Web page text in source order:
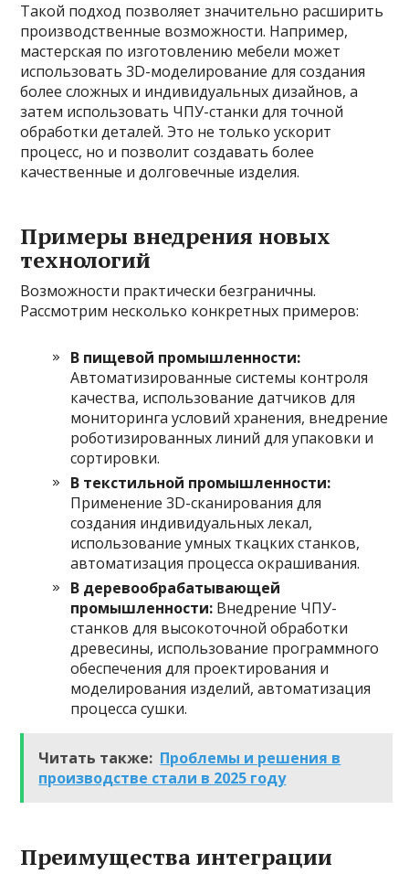
Такой подход позволяет значительно расширить
производственные возможности. Например,
мастерская по изготовлению мебели может
использовать 3D-моделирование для создания
более сложных и индивидуальных дизайнов, а
затем использовать ЧПУ-станки для точной
обработки деталей. Это не только ускорит
процесс, но и позволит создавать более
качественные и долговечные изделия.
Примеры внедрения новых
технологий
Возможности практически безграничны.
Рассмотрим несколько конкретных примеров:
В пищевой промышленности:
Автоматизированные системы контроля
качества, использование датчиков для
мониторинга условий хранения, внедрение
роботизированных линий для упаковки и
сортировки.
В текстильной промышленности:
Применение 3D-сканирования для
создания индивидуальных лекал,
использование умных ткацких станков,
автоматизация процесса окрашивания.
В деревообрабатывающей
промышленности: Внедрение ЧПУ-
станков для высокоточной обработки
древесины, использование программного
обеспечения для проектирования и
моделирования изделий, автоматизация
процесса сушки.
Читать также: Проблемы и решения в
производстве стали в 2025 году
Преимущества интеграции